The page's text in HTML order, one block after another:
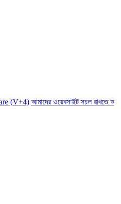
আমাদের ওয়েবসাইট সচল রাখতে আমাদের